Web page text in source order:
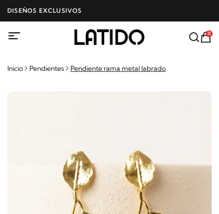
DISEÑOS EXCLUSIVOS
0
Inicio Pendientes Pendiente rama metal labrado